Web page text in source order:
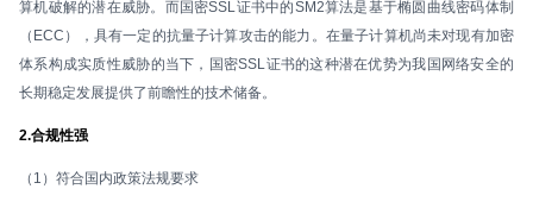
算机破解的潜在威胁。而国密SSL证书中的SM2算法是基于椭圆曲线密码体制
（ECC），具有一定的抗量子计算攻击的能力。在量子计算机尚未对现有加密
体系构成实质性威胁的当下，国密SSL证书的这种潜在优势为我国网络安全的
长期稳定发展提供了前瞻性的技术储备。
2.合规性强
（1）符合国内政策法规要求